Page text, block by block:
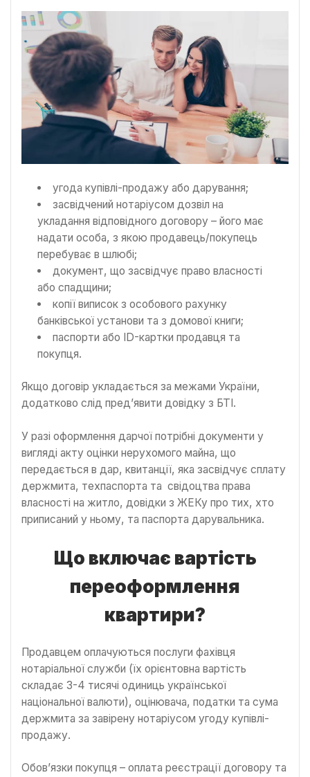
угода купівлі-продажу або дарування;
засвідчений нотаріусом дозвіл на
укладання відповідного договору – його має
надати особа, з якою продавець/покупець
перебуває в шлюбі;
документ, що засвідчує право власності
або спадщини;
копії виписок з особового рахунку
банківської установи та з домової книги;
паспорти або ID-картки продавця та
покупця.
Якщо договір укладається за межами України,
додатково слід пред’явити довідку з БТІ.
У разі оформлення дарчої потрібні документи у
вигляді акту оцінки нерухомого майна, що
передається в дар, квитанції, яка засвідчує сплату
держмита, техпаспорта та свідоцтва права
власності на житло, довідки з ЖЕКу про тих, хто
приписаний у ньому, та паспорта дарувальника.
Що включає вартість
переоформлення
квартири?
Продавцем оплачуються послуги фахівця
нотаріальної служби (їх орієнтовна вартість
складає 3-4 тисячі одиниць української
національної валюти), оцінювача, податки та сума
держмита за завірену нотаріусом угоду купівлі-
продажу.
Обов’язки покупця – оплата реєстрації договору та